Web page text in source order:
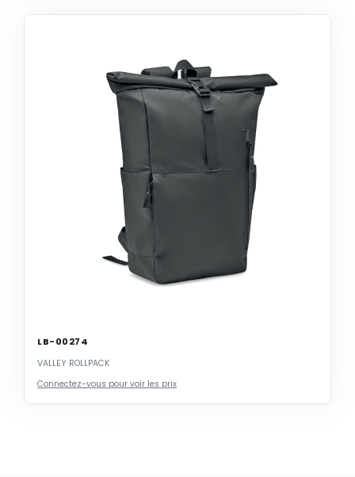
LB-00274
VALLEY ROLLPACK
Connectez-vous pour voir les prix